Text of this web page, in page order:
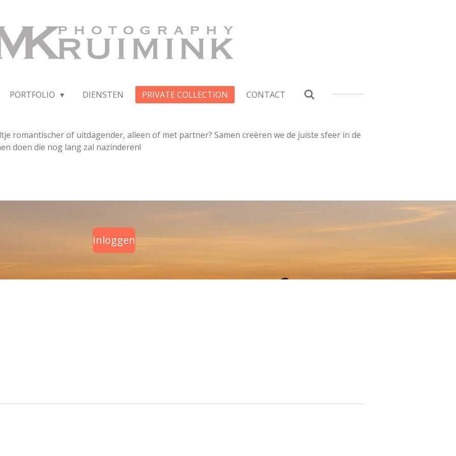
PORTFOLIO DIENSTEN PRIVATE COLLECTION CONTACT
romantischer of uitdagender, alleen of met partner? Samen creëren we de juiste sfeer in de
doen die nog lang zal nazinderen!
Inloggen